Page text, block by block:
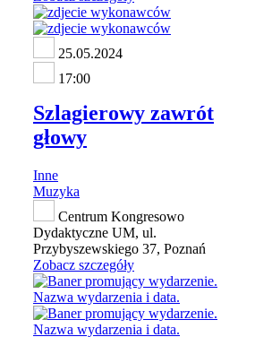
25.05.2024
17:00
Szlagierowy zawrót
głowy
Inne
Muzyka
Centrum Kongresowo
Dydaktyczne UM, ul.
Przybyszewskiego 37, Poznań
Zobacz szczegóły